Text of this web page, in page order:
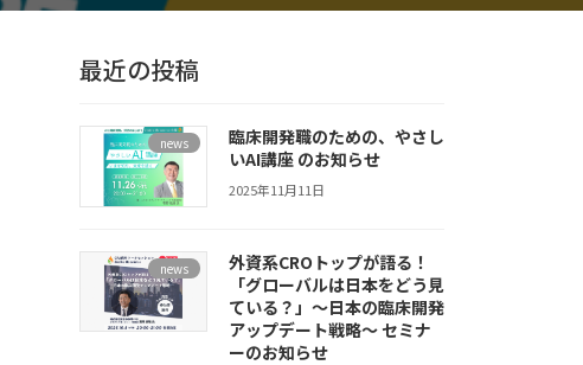
最近の投稿
news
臨床開発職のための、やさし
いAI講座 のお知らせ
2025年11月11日
news
外資系CROトップが語る！
「グローバルは日本をどう見
ている？」～日本の臨床開発
アップデート戦略～ セミナ
ーのお知らせ